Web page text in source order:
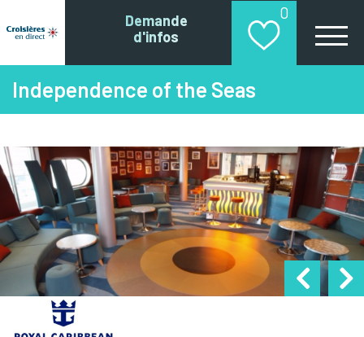
Demande
d'infos
0
Independence of the Seas